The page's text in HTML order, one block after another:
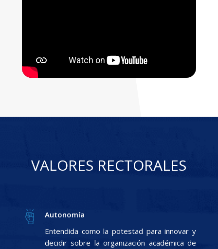
VALORES RECTORALES
Autonomía
Entendida como la potestad para innovar y
decidir sobre la organización académica de